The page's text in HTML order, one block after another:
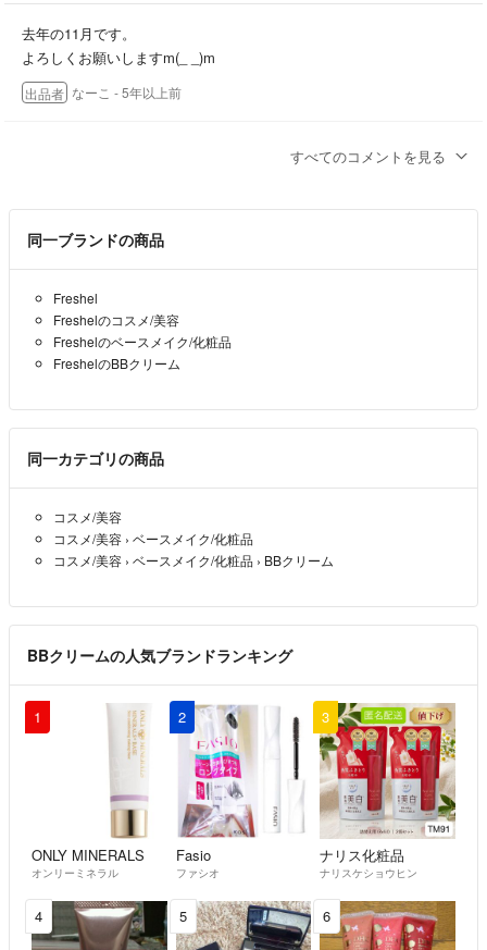
去年の11月です。
よろしくお願いしますm(_ _)m
出品者 なーこ - 5年以上前
くま- 5年以上前
すべてのコメントを見る
同一ブランドの商品
Freshel
Freshelのコスメ/美容
Freshelのベースメイク/化粧品
FreshelのBBクリーム
同一カテゴリの商品
コスメ/美容
コスメ/美容 › ベースメイク/化粧品
コスメ/美容 › ベースメイク/化粧品 › BBクリーム
BBクリームの人気ブランドランキング
1
ONLY MINERALS
オンリーミネラル
2
Fasio
ファシオ
3
ナリス化粧品
ナリスケショウヒン
4 5 6